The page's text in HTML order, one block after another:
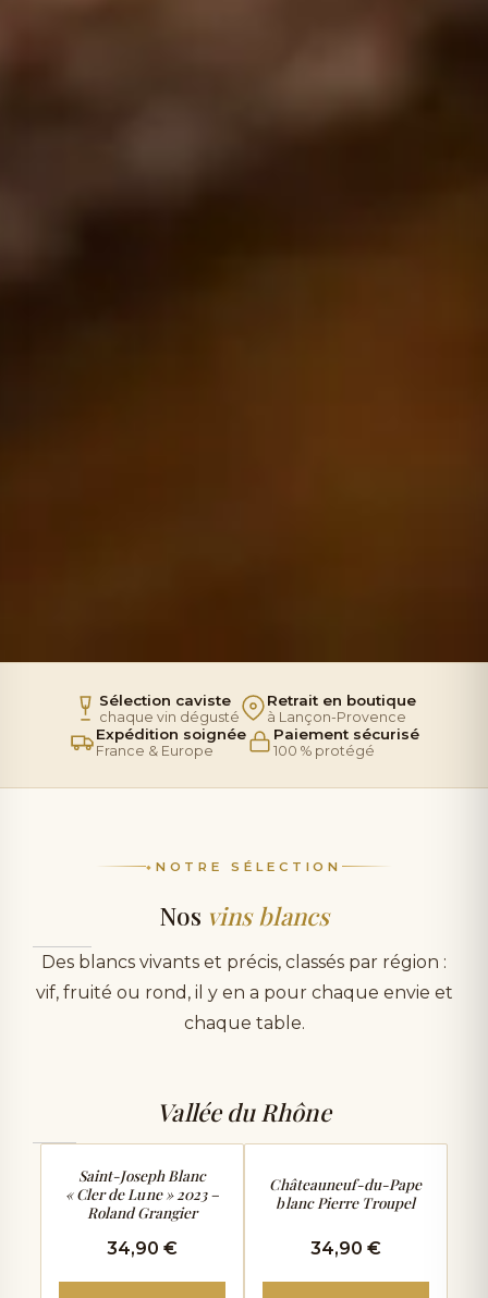
Sélection caviste
chaque vin dégusté
Retrait en boutique
à Lançon-Provence
Expédition soignée
France & Europe
Paiement sécurisé
100 % protégé
NOTRE SÉLECTION
Nos vins blancs
Des blancs vivants et précis, classés par région :
vif, fruité ou rond, il y en a pour chaque envie et
chaque table.
Vallée du Rhône
AMPLE & EXOTIQUE
Saint-Joseph Blanc
« Cler de Lune » 2023 –
Roland Grangier
34,90 €
Châteauneuf-du-Pape
blanc Pierre Troupel
34,90 €